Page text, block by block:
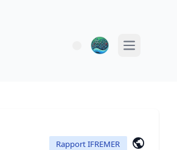
Open main
Rapport IFREMER